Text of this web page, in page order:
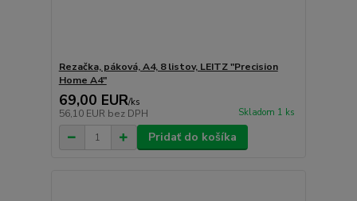
Rezačka, páková, A4, 8 listov, LEITZ "Precision
Home A4"
69,00 EUR/ks
56,10 EUR bez DPH Skladom 1 ks
Pridať do košíka